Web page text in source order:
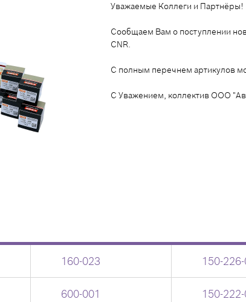
Уважаемые Коллеги и Партнёры!
Сообщаем Вам о поступлении
CNR.
С полным перечнем артикулов
С Уважением, коллектив ООО
160-023 150-
600-001 150-